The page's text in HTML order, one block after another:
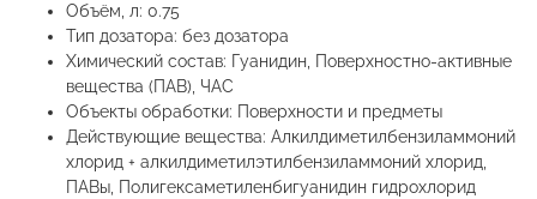
Объём, л: 0.75
Тип дозатора: без дозатора
Химический состав: Гуанидин, Поверхностно-активные
вещества (ПАВ), ЧАС
Объекты обработки: Поверхности и предметы
Действующие вещества: Алкилдиметилбензиламмоний
хлорид + алкилдиметилэтилбензиламмоний хлорид,
ПАВы, Полигексаметиленбигуанидин гидрохлорид